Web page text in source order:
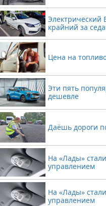
Электрический
крайний за
Цена на
Эти пять
дешевле
Даёшь дороги
На «Лады»
управлением
На «Лады»
управлением